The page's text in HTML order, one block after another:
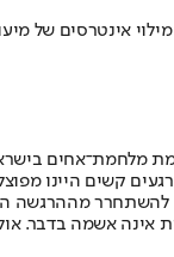
מילוי אינטרסים
קשים היינו
להשתחרר
אינה אשמה בדבר.